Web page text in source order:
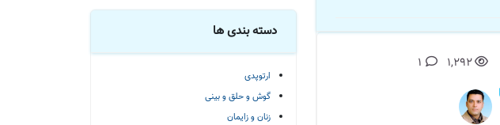
1,292
1
دسته بندی ها
ارتوپدی
گوش و حلق و بینی
زنان و زایمان